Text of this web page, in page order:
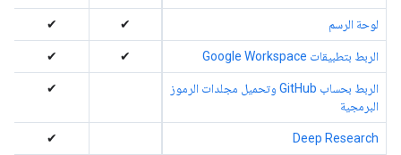
لوحة الرسم ✔
✔
الربط بتطبيقات Google Workspace ✔
✔
الربط بحساب GitHub وتحميل مجلدات الرموز
البرمجية
✔
Deep Research
✔